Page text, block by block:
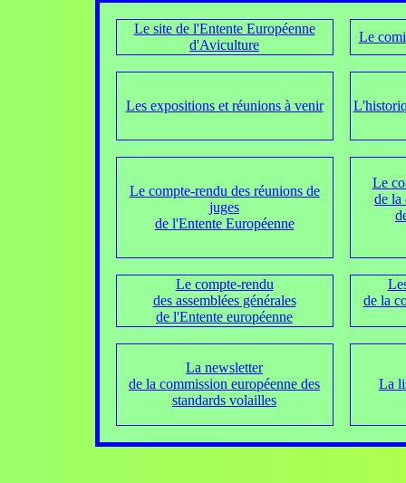
Le site de l'Entente Européenne
d'Aviculture
Le
Les expositions et réunions à venir
Le compte-rendu des réunions de
juges
de l'Entente Européenne
Le
de la
Le compte-rendu
des assemblées générales
de l'Entente européenne
de la
La newsletter
de la commission européenne des
standards volailles
La